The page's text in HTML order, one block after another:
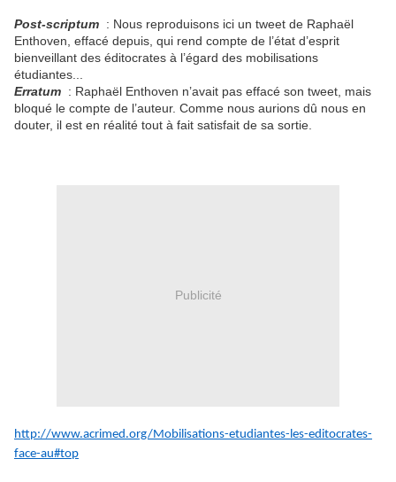
Post-scriptum : Nous reproduisons ici un tweet de Raphaël
Enthoven, effacé depuis, qui rend compte de l’état d’esprit
bienveillant des éditocrates à l’égard des mobilisations
étudiantes...
Erratum : Raphaël Enthoven n’avait pas effacé son tweet, mais
bloqué le compte de l’auteur. Comme nous aurions dû nous en
douter, il est en réalité tout à fait satisfait de sa sortie.
Publicité
http://www.acrimed.org/Mobilisations-etudiantes-les-editocrates-
face-au#top